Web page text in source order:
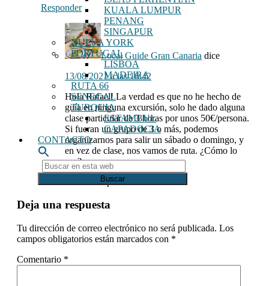
KUALA LUMPUR
PENANG
SINGAPUR
NUEVA YORK
PORTUGAL
LISBOA
MADEIRA
RUTA 66
SENEGAL
TURQUIA
ESTAMBUL
CAPADOCIA
CONTACTO
Buscar
en
esta
Responder
Local Guide Gran Canaria dice
13/08/2021 a las 16:42
Hola Rafael! La verdad es que no he hecho de
guía en ninguna excursión, solo he dado alguna
clase particular de 3 horas por unos 50€/persona.
Si fueran un grupo de 3 o más, podemos
organizarnos para salir un sábado o domingo, y
en vez de clase, nos vamos de ruta. ¿Cómo lo
ves?
Un abrazo puntal!
Deja una respuesta
Tu dirección de correo electrónico no será publicada. Los
campos obligatorios están marcados con *
Comentario *